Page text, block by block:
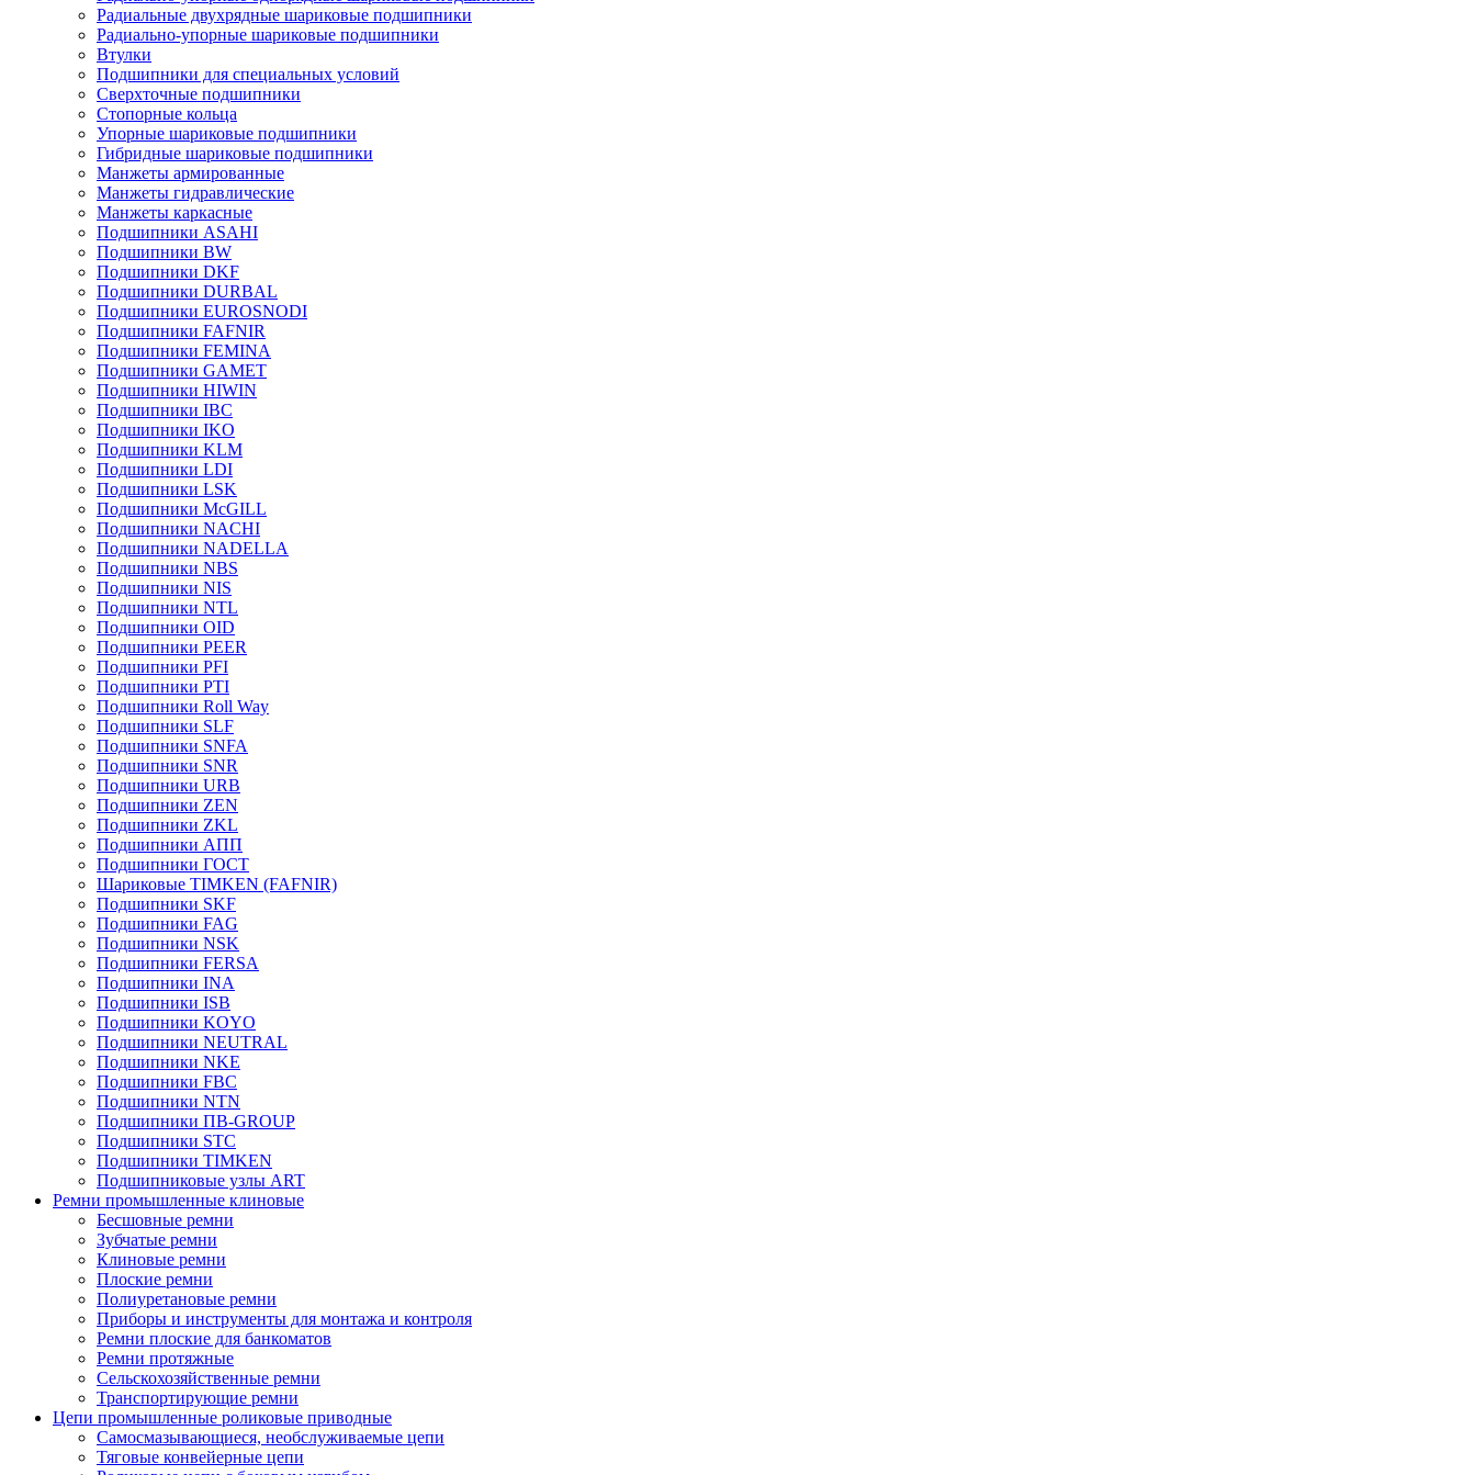
Радиальные двухрядные шариковые подшипники
Радиально-упорные шариковые подшипники
Втулки
Подшипники для специальных условий
Сверхточные подшипники
Стопорные кольца
Упорные шариковые подшипники
Гибридные шариковые подшипники
Манжеты армированные
Манжеты гидравлические
Манжеты каркасные
Подшипники ASAHI
Подшипники BW
Подшипники DKF
Подшипники DURBAL
Подшипники EUROSNODI
Подшипники FAFNIR
Подшипники FEMINA
Подшипники GAMET
Подшипники HIWIN
Подшипники IBC
Подшипники IKO
Подшипники KLM
Подшипники LDI
Подшипники LSK
Подшипники McGILL
Подшипники NACHI
Подшипники NADELLA
Подшипники NBS
Подшипники NIS
Подшипники NTL
Подшипники OID
Подшипники PEER
Подшипники PFI
Подшипники PTI
Подшипники Roll Way
Подшипники SLF
Подшипники SNFA
Подшипники SNR
Подшипники URB
Подшипники ZEN
Подшипники ZKL
Подшипники АПП
Подшипники ГОСТ
Шариковые ТІMKEN (FAFNIR)
Подшипники SKF
Подшипники FAG
Подшипники NSK
Подшипники FERSA
Подшипники INA
Подшипники ISB
Подшипники KOYO
Подшипники NEUTRAL
Подшипники NKE
Подшипники FBC
Подшипники NTN
Подшипники ПВ-GROUP
Подшипники STC
Подшипники TIMKEN
Подшипниковые узлы ART
Ремни промышленные клиновые
Бесшовные ремни
Зубчатые ремни
Клиновые ремни
Плоские ремни
Полиуретановые ремни
Приборы и инструменты для монтажа и контроля
Ремни плоские для банкоматов
Ремни протяжные
Сельскохозяйственные ремни
Транспортирующие ремни
Цепи промышленные роликовые приводные
Самосмазывающиеся, необслуживаемые цепи
Тяговые конвейерные цепи